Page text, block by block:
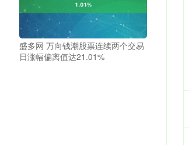
盛多网 万向钱潮股票连续两个交易
日涨幅偏离值达21.01%